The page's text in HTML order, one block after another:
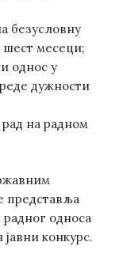
безусловну
шест месеци;
однос у
дужности
на радном
представља
односа
јавни конкурс.